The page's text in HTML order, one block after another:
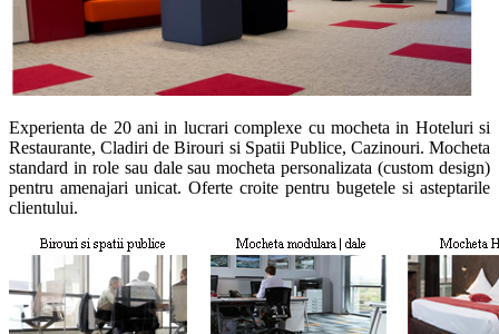
Experienta de 20 ani in lucrari complexe cu mocheta in Hoteluri si
Restaurante, Cladiri de Birouri si Spatii Publice, Cazinouri. Mocheta
standard in role sau dale sau mocheta personalizata (custom design)
pentru amenajari unicat. Oferte croite pentru bugetele si asteptarile
clientului.